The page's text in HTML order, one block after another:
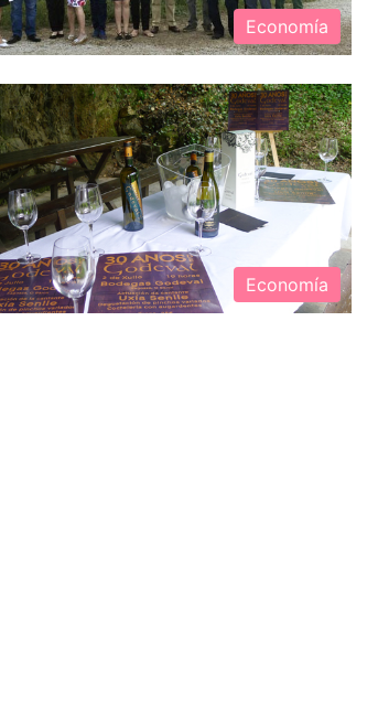
Economía
Economía